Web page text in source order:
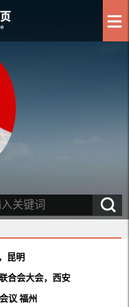
昆明
合会大会，西安
议 福州